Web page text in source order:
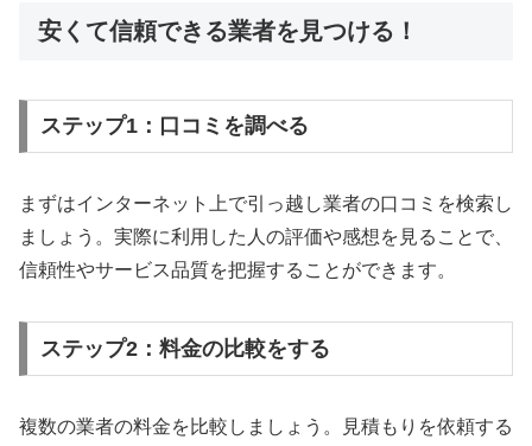
安くて信頼できる業者を見つける！
ステップ1：口コミを調べる
まずはインターネット上で引っ越し業者の口コミを検索し
ましょう。実際に利用した人の評価や感想を見ることで、
信頼性やサービス品質を把握することができます。
ステップ2：料金の比較をする
複数の業者の料金を比較しましょう。見積もりを依頼する